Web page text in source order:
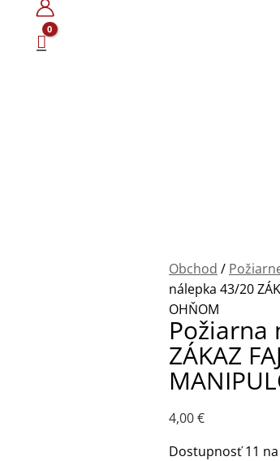
Obchod /
nálepka 43/20
OHŇOM
Požiarna
ZÁKAZ
4,00€
Dostupnosť 11
A
MANIPULOVAŤ
S
OHŇOM